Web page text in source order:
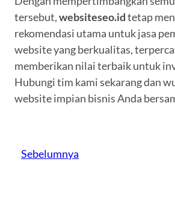
tersebut,websiteseo.idtetap
rekomendasi utama untuk jasa
website yang berkualitas,
memberikan nilai terbaik untuk
Hubungi tim kami sekarang dan
website impian bisnis Anda
Sebelumnya